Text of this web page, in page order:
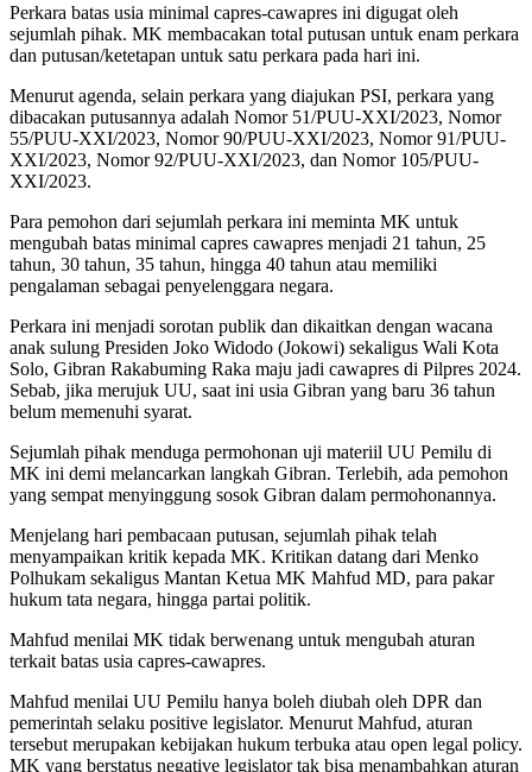
Perkara batas usia minimal capres-cawapres ini digugat oleh
sejumlah pihak. MK membacakan total putusan untuk enam perkara
dan putusan/ketetapan untuk satu perkara pada hari ini.
Menurut agenda, selain perkara yang diajukan PSI, perkara yang
dibacakan putusannya adalah Nomor 51/PUU-XXI/2023, Nomor
55/PUU-XXI/2023, Nomor 90/PUU-XXI/2023, Nomor 91/PUU-
XXI/2023, Nomor 92/PUU-XXI/2023, dan Nomor 105/PUU-
XXI/2023.
Para pemohon dari sejumlah perkara ini meminta MK untuk
mengubah batas minimal capres cawapres menjadi 21 tahun, 25
tahun, 30 tahun, 35 tahun, hingga 40 tahun atau memiliki
pengalaman sebagai penyelenggara negara.
Perkara ini menjadi sorotan publik dan dikaitkan dengan wacana
anak sulung Presiden Joko Widodo (Jokowi) sekaligus Wali Kota
Solo, Gibran Rakabuming Raka maju jadi cawapres di Pilpres 2024.
Sebab, jika merujuk UU, saat ini usia Gibran yang baru 36 tahun
belum memenuhi syarat.
Sejumlah pihak menduga permohonan uji materiil UU Pemilu di
MK ini demi melancarkan langkah Gibran. Terlebih, ada pemohon
yang sempat menyinggung sosok Gibran dalam permohonannya.
Menjelang hari pembacaan putusan, sejumlah pihak telah
menyampaikan kritik kepada MK. Kritikan datang dari Menko
Polhukam sekaligus Mantan Ketua MK Mahfud MD, para pakar
hukum tata negara, hingga partai politik.
Mahfud menilai MK tidak berwenang untuk mengubah aturan
terkait batas usia capres-cawapres.
Mahfud menilai UU Pemilu hanya boleh diubah oleh DPR dan
pemerintah selaku positive legislator. Menurut Mahfud, aturan
tersebut merupakan kebijakan hukum terbuka atau open legal policy.
MK yang berstatus negative legislator tak bisa menambahkan aturan